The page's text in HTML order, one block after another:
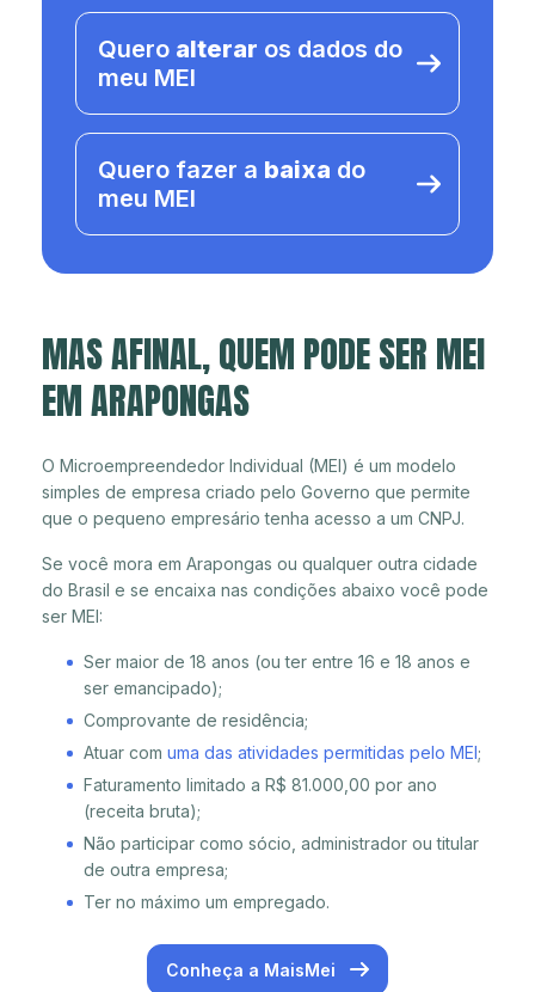
Quero alterar os dados do
meu MEI
Quero fazer a baixa do
meu MEI
MAS AFINAL, QUEM PODE SER MEI
EM ARAPONGAS
O Microempreendedor Individual (MEI) é um modelo
simples de empresa criado pelo Governo que permite
que o pequeno empresário tenha acesso a um CNPJ.
Se você mora em Arapongas ou qualquer outra cidade
do Brasil e se encaixa nas condições abaixo você pode
ser MEI:
Ser maior de 18 anos (ou ter entre 16 e 18 anos e
ser emancipado);
Comprovante de residência;
Atuar com uma das atividades permitidas pelo MEI;
Faturamento limitado a R$ 81.000,00 por ano
(receita bruta);
Não participar como sócio, administrador ou titular
de outra empresa;
Ter no máximo um empregado.
Conheça a MaisMei